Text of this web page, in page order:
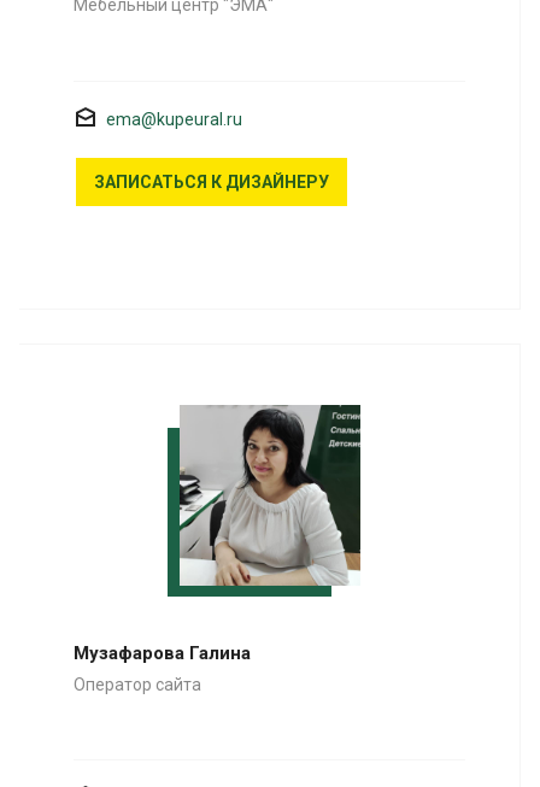
Мебельный центр "ЭМА"
ema@kupeural.ru
ЗАПИСАТЬСЯ К ДИЗАЙНЕРУ
Музафарова Галина
Оператор сайта